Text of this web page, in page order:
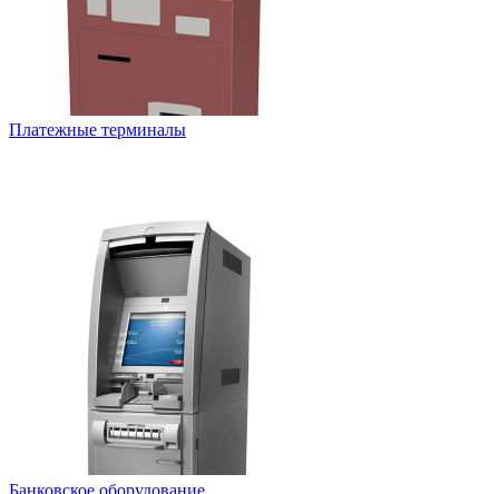
Платежные терминалы
Банковское оборудование